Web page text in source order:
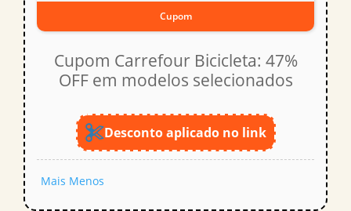
Cupom
Cupom Carrefour Bicicleta: 47%
OFF em modelos selecionados
Desconto aplicado no link
Mais Menos